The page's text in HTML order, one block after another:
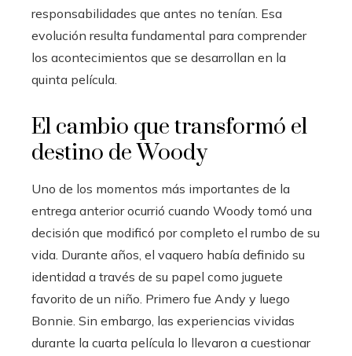
responsabilidades que antes no tenían. Esa
evolución resulta fundamental para comprender
los acontecimientos que se desarrollan en la
quinta película.
El cambio que transformó el
destino de Woody
Uno de los momentos más importantes de la
entrega anterior ocurrió cuando Woody tomó una
decisión que modificó por completo el rumbo de su
vida. Durante años, el vaquero había definido su
identidad a través de su papel como juguete
favorito de un niño. Primero fue Andy y luego
Bonnie. Sin embargo, las experiencias vividas
durante la cuarta película lo llevaron a cuestionar